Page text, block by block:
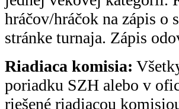
hráčov/hráčok na zápis o
stránke turnaja. Zápis
Riadiaca komisia:
poriadku SZH alebo v
riešené riadiacou